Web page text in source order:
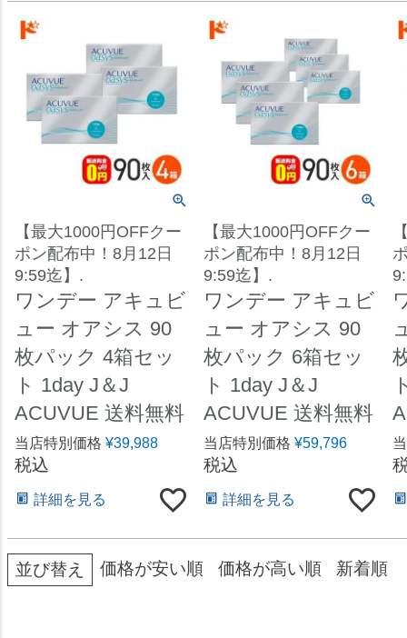
【最大1000円OFFクー
ポン配布中！8月12日
9:59迄】.
ワンデー アキュビ
ュー オアシス 90
枚パック 4箱セッ
ト 1day J＆J
ACUVUE 送料無料
当店特別価格 ¥39,988
税込
詳細を見る
【最大1000円OFFクー
ポン配布中！8月12日
9:59迄】.
ワンデー アキュビ
ュー オアシス 90
枚パック 6箱セッ
ト 1day J＆J
ACUVUE 送料無料
当店特別価格 ¥59,796
税込
詳細を見る
並び替え 価格が安い順 価格が高い順 新着順